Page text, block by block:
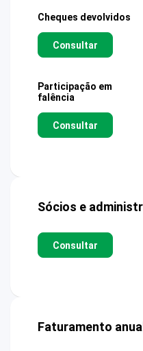
Cheques devolvidos
Consultar
Participação em
falência
Consultar
Sócios e
Consultar
Faturamento anual